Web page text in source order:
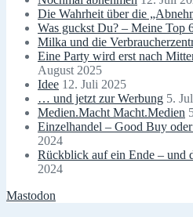
Die Wahrheit über die
Was guckst Du? – Meine Top
Milka und die
Eine Party wird erst nach
August 2025
Idee 12. Juli 2025
… und jetzt zur Werbung 5.
Medien.Macht Macht.Medien
Einzelhandel – Good Buy
2024
Rückblick auf ein Ende – und
2024
Mastodon